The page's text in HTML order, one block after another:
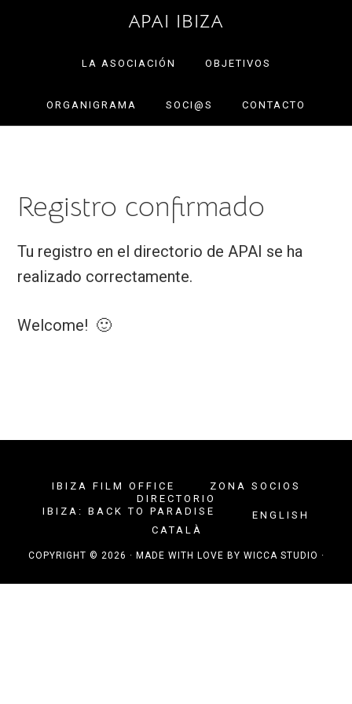
principal
APAI IBIZA
LA ASOCIACIÓN OBJETIVOS
ORGANIGRAMA SOCI@S CONTACTO
Registro confirmado
Tu registro en el directorio de APAI se ha
realizado correctamente.
Welcome! 🙂
IBIZA FILM OFFICE
ZONA SOCIOS
DIRECTORIO
IBIZA: BACK TO PARADISE
ENGLISH
CATALÀ
COPYRIGHT © 2026 · MADE WITH LOVE BY WICCA STUDIO ·